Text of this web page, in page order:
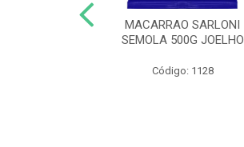
MACARRAO SARLONI
SEMOLA 500G JOELHO
Código: 1128